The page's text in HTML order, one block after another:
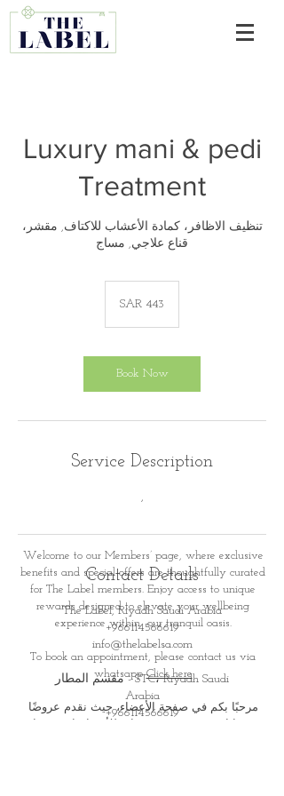
Luxury mani & pedi
Treatment
تنظيف الاظافر، كمادة الأعشاب للاكتاف, مقشر،
قناع علاجي, مساج
riyalsSAR 443
Book Now
Service Description
,
Contact Details
The Label, Riyadh Saudi Arabia
+966114566619
info@thelabelsa.com
مقسم المطار - STC، Riyadh Saudi
Arabia
+966114566619
Welcome to our Members’ page, where exclusive
benefits and special offers are thoughtfully curated
for The Label members. Enjoy access to unique
rewards designed to elevate your wellbeing
experience withinour tranquil oasis.
To book an appointment, please contact us via
whatsappClick here
مرحبًا بكم في صفحة الأعضاء، حيث نقدم عروضًا